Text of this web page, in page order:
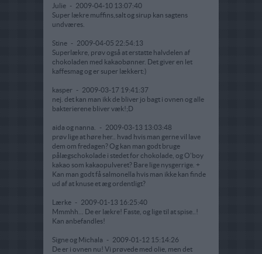
Julie - 2009-04-10 13:07:40
Super lækre muffins,salt og sirup kan sagtens
undværes.
Stine - 2009-04-05 22:54:13
Superlækre, prøv også at erstatte halvdelen af
chokoladen med kakaobønner. Det giver en let
kaffesmag og er super lækkert:)
kasper - 2009-03-17 19:41:37
nej. det kan man ikk de bliver jo bagt i ovnen og alle
bakterierene bliver væk!;D
aida og nanna. - 2009-03-13 13:03:48
prøv lige at høre her.. hvad hvis man gerne vil lave
dem om fredagen? Og kan man godt bruge
pålægschokolade i stedet for chokolade, og O'boy
kakao som kakaopulveret? Bare lige nysgerrige. +
Kan man godt få salmonella hvis man ikke kan finde
ud af at knuse et æg ordentligt?
Lærke - 2009-01-13 16:25:40
Mmmhh... De er lækre! Faste, og lige til at spise..!
Kan anbefandles!
Signe og Michala - 2009-01-12 15:14:26
De er i ovnen nu! Vi prøvede med olie, men det